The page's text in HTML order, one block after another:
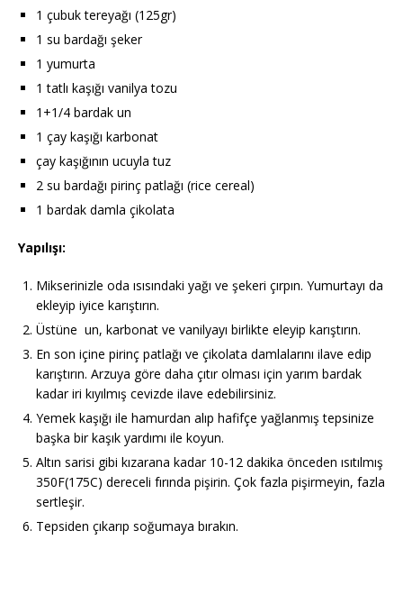
1 çubuk tereyağı (125gr)
1 su bardağı şeker
1 yumurta
1 tatlı kaşığı vanilya tozu
1+1/4 bardak un
1 çay kaşığı karbonat
çay kaşığının ucuyla tuz
2 su bardağı pirinç patlağı (rice cereal)
1 bardak damla çikolata
Yapılışı:
Mikserinizle oda ısısındaki yağı ve şekeri çırpın. Yumurtayı da
ekleyip iyice karıştırın.
Üstüne un, karbonat ve vanilyayı birlikte eleyip karıştırın.
En son içine pirinç patlağı ve çikolata damlalarını ilave edip
karıştırın. Arzuya göre daha çıtır olması için yarım bardak
kadar iri kıyılmış cevizde ilave edebilirsiniz.
Yemek kaşığı ile hamurdan alıp hafifçe yağlanmış tepsinize
başka bir kaşık yardımı ile koyun.
Altın sarisi gibi kızarana kadar 10-12 dakika önceden ısıtılmış
350F(175C) dereceli fırında pişirin. Çok fazla pişirmeyin, fazla
sertleşir.
Tepsiden çıkarıp soğumaya bırakın.